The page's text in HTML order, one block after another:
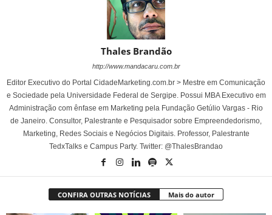
Thales Brandão
http://www.mandacaru.com.br
Editor Executivo do Portal CidadeMarketing.com.br > Mestre em Comunicação
e Sociedade pela Universidade Federal de Sergipe. Possui MBA Executivo em
Administração com ênfase em Marketing pela Fundação Getúlio Vargas - Rio
de Janeiro. Consultor, Palestrante e Pesquisador sobre Empreendedorismo,
Marketing, Redes Sociais e Negócios Digitais. Professor, Palestrante
TedxTalks e Campus Party. Twitter: @ThalesBrandao
CONFIRA OUTRAS NOTÍCIAS Mais do autor